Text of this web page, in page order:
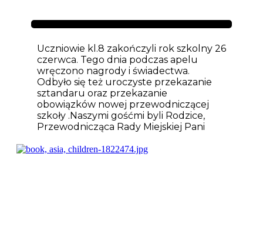
Aktualności
Uczniowie kl.8 zakończyli rok szkolny 26
czerwca. Tego dnia podczas apelu
wręczono nagrody i świadectwa.
Odbyło się też uroczyste przekazanie
sztandaru oraz przekazanie
obowiązków nowej przewodniczącej
szkoły .Naszymi gośćmi byli Rodzice,
Przewodnicząca Rady Miejskiej Pani